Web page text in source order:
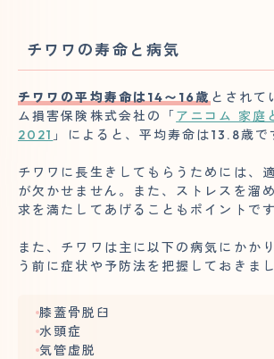
チワワの寿命と病気
チワワの平均寿命は14〜16歳 とされて
ム損害保険株式会社の「アニコム 家庭
2021 」によると、平均寿命は13.8歳で
チワワに長生きしてもらうためには、
が欠かせません。また、ストレスを溜
求を満たしてあげることもポイントです
また、チワワは主に以下の病気にかか
う前に症状や予防法を把握しておきまし
膝蓋骨脱臼
水頭症
気管虚脱